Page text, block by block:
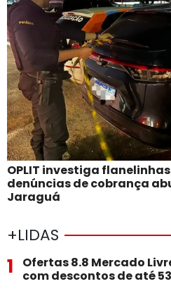
OPLIT investiga
denúncias de cobrança
Jaraguá
+LIDAS
1
Ofertas 8.8 Mercado
com descontos de até